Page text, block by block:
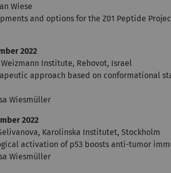
Wiese
and options for the Z01 Peptide
2022
Weizmann Institute, Rehovot, Israel
approach based on conformational
Wiesmüller
2022
Karolinska Institutet, Stockholm
activation of p53 boosts anti-tumor
Wiesmüller